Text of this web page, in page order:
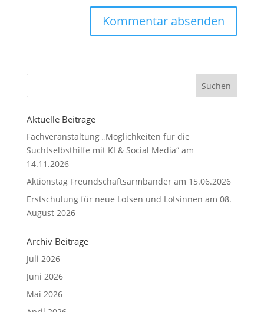
Aktuelle Beiträge
Fachveranstaltung „Möglichkeiten für die
Suchtselbsthilfe mit KI & Social Media“ am
14.11.2026
Aktionstag Freundschaftsarmbänder am 15.06.2026
Erstschulung für neue Lotsen und Lotsinnen am 08.
August 2026
Archiv Beiträge
Juli 2026
Juni 2026
Mai 2026